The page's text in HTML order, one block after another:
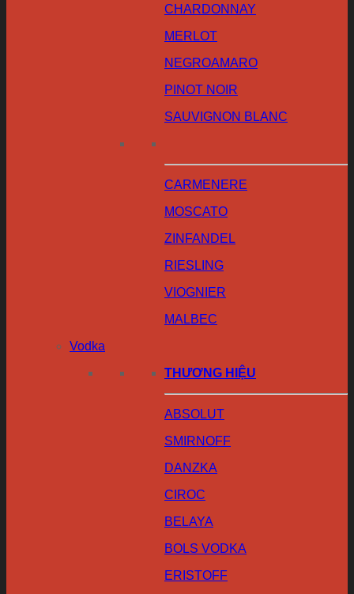
CHARDONNAY
MERLOT
NEGROAMARO
PINOT NOIR
SAUVIGNON BLANC
CARMENERE
MOSCATO
ZINFANDEL
RIESLING
VIOGNIER
MALBEC
Vodka
THƯƠNG HIỆU
ABSOLUT
SMIRNOFF
DANZKA
CIROC
BELAYA
BOLS VODKA
ERISTOFF